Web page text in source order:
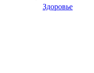
Здоровье